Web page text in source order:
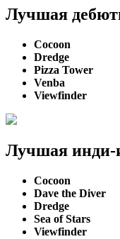
Лучшая
Cocoon
Dredge
Pizza Tower
Venba
Viewfinder
Лучшая инди-
Cocoon
Dave the Diver
Dredge
Sea of Stars
Viewfinder